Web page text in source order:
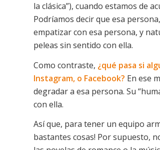
la clásica”), cuando estamos de
Podríamos decir que esa
empatizar con esa persona, y
peleas sin sentido con ella.
Como contraste, ¿qué pasa si
Instagram, o Facebook? En ese
degradar a esa persona. Su
con ella.
Así que, para tener un equipo
bastantes cosas! Por supuesto,